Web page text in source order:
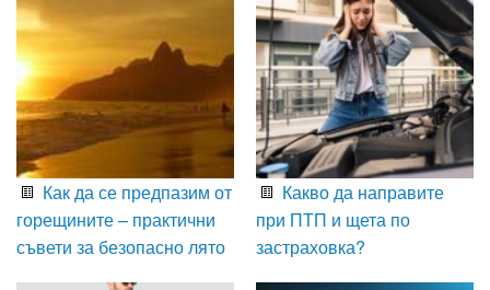
Как да се предпазим от
горещините – практични
съвети за безопасно лято
Какво да направите
при ПТП и щета по
застраховка?